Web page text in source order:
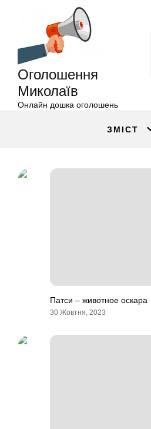
Оголошення
Миколаїв
Онлайн дошка оголошень
ЗМІСТ
Патси – животное оскара
30 Жовтня, 2023